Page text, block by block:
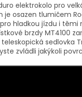
elektrokolo pro
osazen tlumičem
hladkou jízdu i těmi
brzdy MT4100
sedlovka
zvládli jakýkoli